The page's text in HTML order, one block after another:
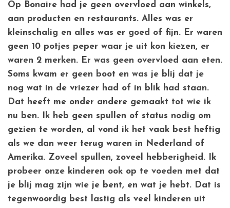
Op Bonaire had je geen overvloed aan winkels,
aan producten en restaurants. Alles was er
kleinschalig en alles was er goed of fijn. Er waren
geen 10 potjes peper waar je uit kon kiezen, er
waren 2 merken. Er was geen overvloed aan eten.
Soms kwam er geen boot en was je blij dat je
nog wat in de vriezer had of in blik had staan.
Dat heeft me onder andere gemaakt tot wie ik
nu ben. Ik heb geen spullen of status nodig om
gezien te worden, al vond ik het vaak best heftig
als we dan weer terug waren in Nederland of
Amerika. Zoveel spullen, zoveel hebberigheid. Ik
probeer onze kinderen ook op te voeden met dat
je blij mag zijn wie je bent, en wat je hebt. Dat is
tegenwoordig best lastig als veel kinderen uit